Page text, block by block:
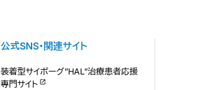
公式SNS・関連サイト
装着型サイボーグ”HAL”治療患者応援
専門サイト